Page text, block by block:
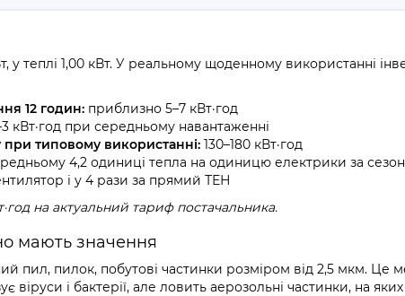
у теплі 1,00 кВт. У реальному щоденному використанні
12 годин: приблизно 5–7 кВт·год
кВт·год при середньому навантаженні
при типовому використанні: 130–180 кВт·год
4,2 одиниці тепла на одиницю електрики за
і у 4 рази за прямий ТЕН
на актуальний тариф постачальника.
мають значення
пил, пилок, побутові частинки розміром від 2,5 мкм. Це
віруси і бактерії, але ловить аерозольні частинки, на